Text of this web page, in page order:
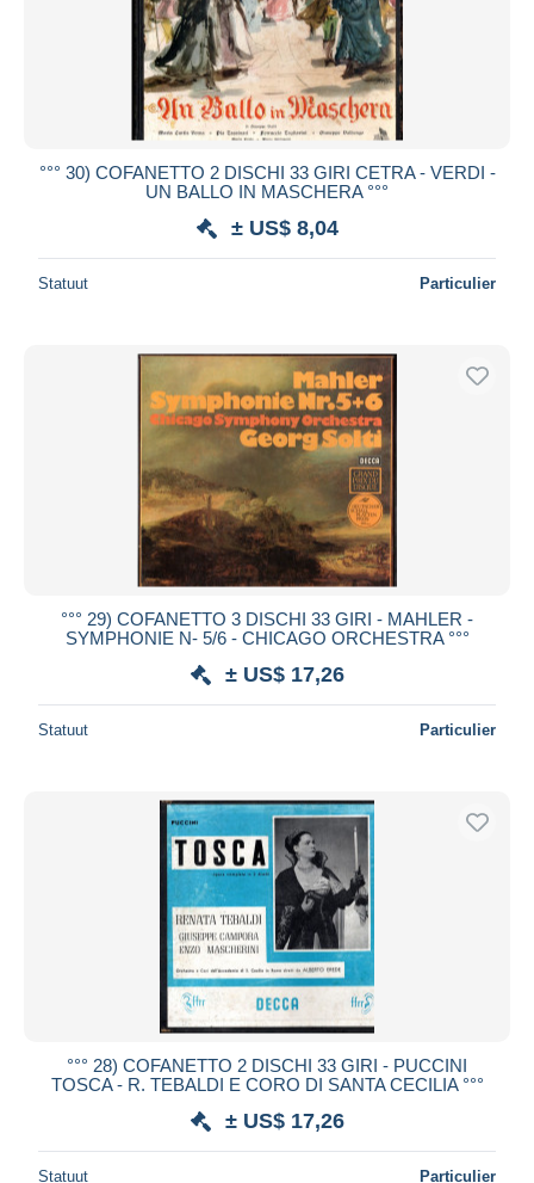
°°° 30) COFANETTO 2 DISCHI 33 GIRI CETRA - VERDI -
UN BALLO IN MASCHERA °°°
± US$ 8,04
Statuut Particulier
°°° 29) COFANETTO 3 DISCHI 33 GIRI - MAHLER -
SYMPHONIE N- 5/6 - CHICAGO ORCHESTRA °°°
± US$ 17,26
Statuut Particulier
°°° 28) COFANETTO 2 DISCHI 33 GIRI - PUCCINI
TOSCA - R. TEBALDI E CORO DI SANTA CECILIA °°°
± US$ 17,26
Statuut Particulier